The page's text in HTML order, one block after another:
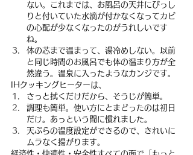
ない。これまでは、お風呂の天井にびっし
りと付いていた水滴が付かなくなってカビ
の心配が少なくなったのがうれしいです
ね。
体の芯まで温まって、湯冷めしない。以前
と同じ時間のお風呂でも体の温まり方が全
然違う。温泉に入ったようなカンジです。
IHクッキングヒーターは、
さっと拭くだけだから、そうじが簡単。
調理も簡単。使い方にとまどったのは初日
だけ。あっという間に慣れました。
天ぷらの温度設定ができるので、きれいに
ムラなく揚がります。